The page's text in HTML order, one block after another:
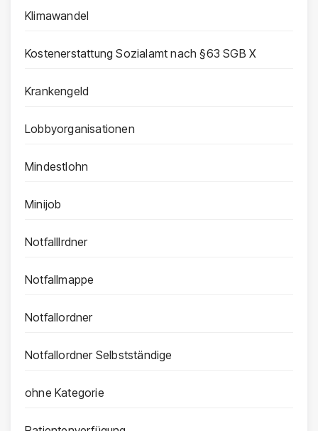
Klimawandel
Kostenerstattung Sozialamt nach §63 SGB X
Krankengeld
Lobbyorganisationen
Mindestlohn
Minijob
Notfalllrdner
Notfallmappe
Notfallordner
Notfallordner Selbstständige
ohne Kategorie